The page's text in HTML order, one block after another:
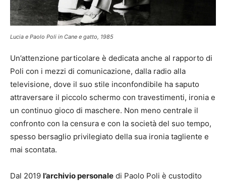
Lucia e Paolo Poli in Cane e gatto , 1985
Un’attenzione particolare è dedicata anche al rapporto di
Poli con i mezzi di comunicazione, dalla radio alla
televisione, dove il suo stile inconfondibile ha saputo
attraversare il piccolo schermo con travestimenti, ironia e
un continuo gioco di maschere. Non meno centrale il
confronto con la censura e con la società del suo tempo,
spesso bersaglio privilegiato della sua ironia tagliente e
mai scontata.
Dal 2019 l’archivio personale di Paolo Poli è custodito